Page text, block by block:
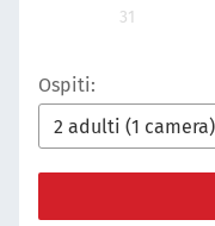
31
Ospiti: